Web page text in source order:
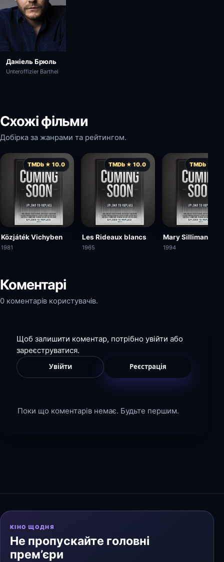
Даніель Брюль
Unteroffizier Barthel
Схожі фільми
Добірка за жанрами та рейтингом.
TMDb ★ 10.0
Közjáték Vichyben
1981
TMDb ★ 10.0
Les Rideaux blancs
1965
TMDb ★
Mary Silliman's
1994
Коментарі
0 коментарів користувачів.
Щоб залишити коментар, потрібно увійти або
зареєструватися.
Увійти Реєстрація
Поки що коментарів немає. Будьте першим.
КІНО ЩОДНЯ
Не пропускайте головні
прем’єри